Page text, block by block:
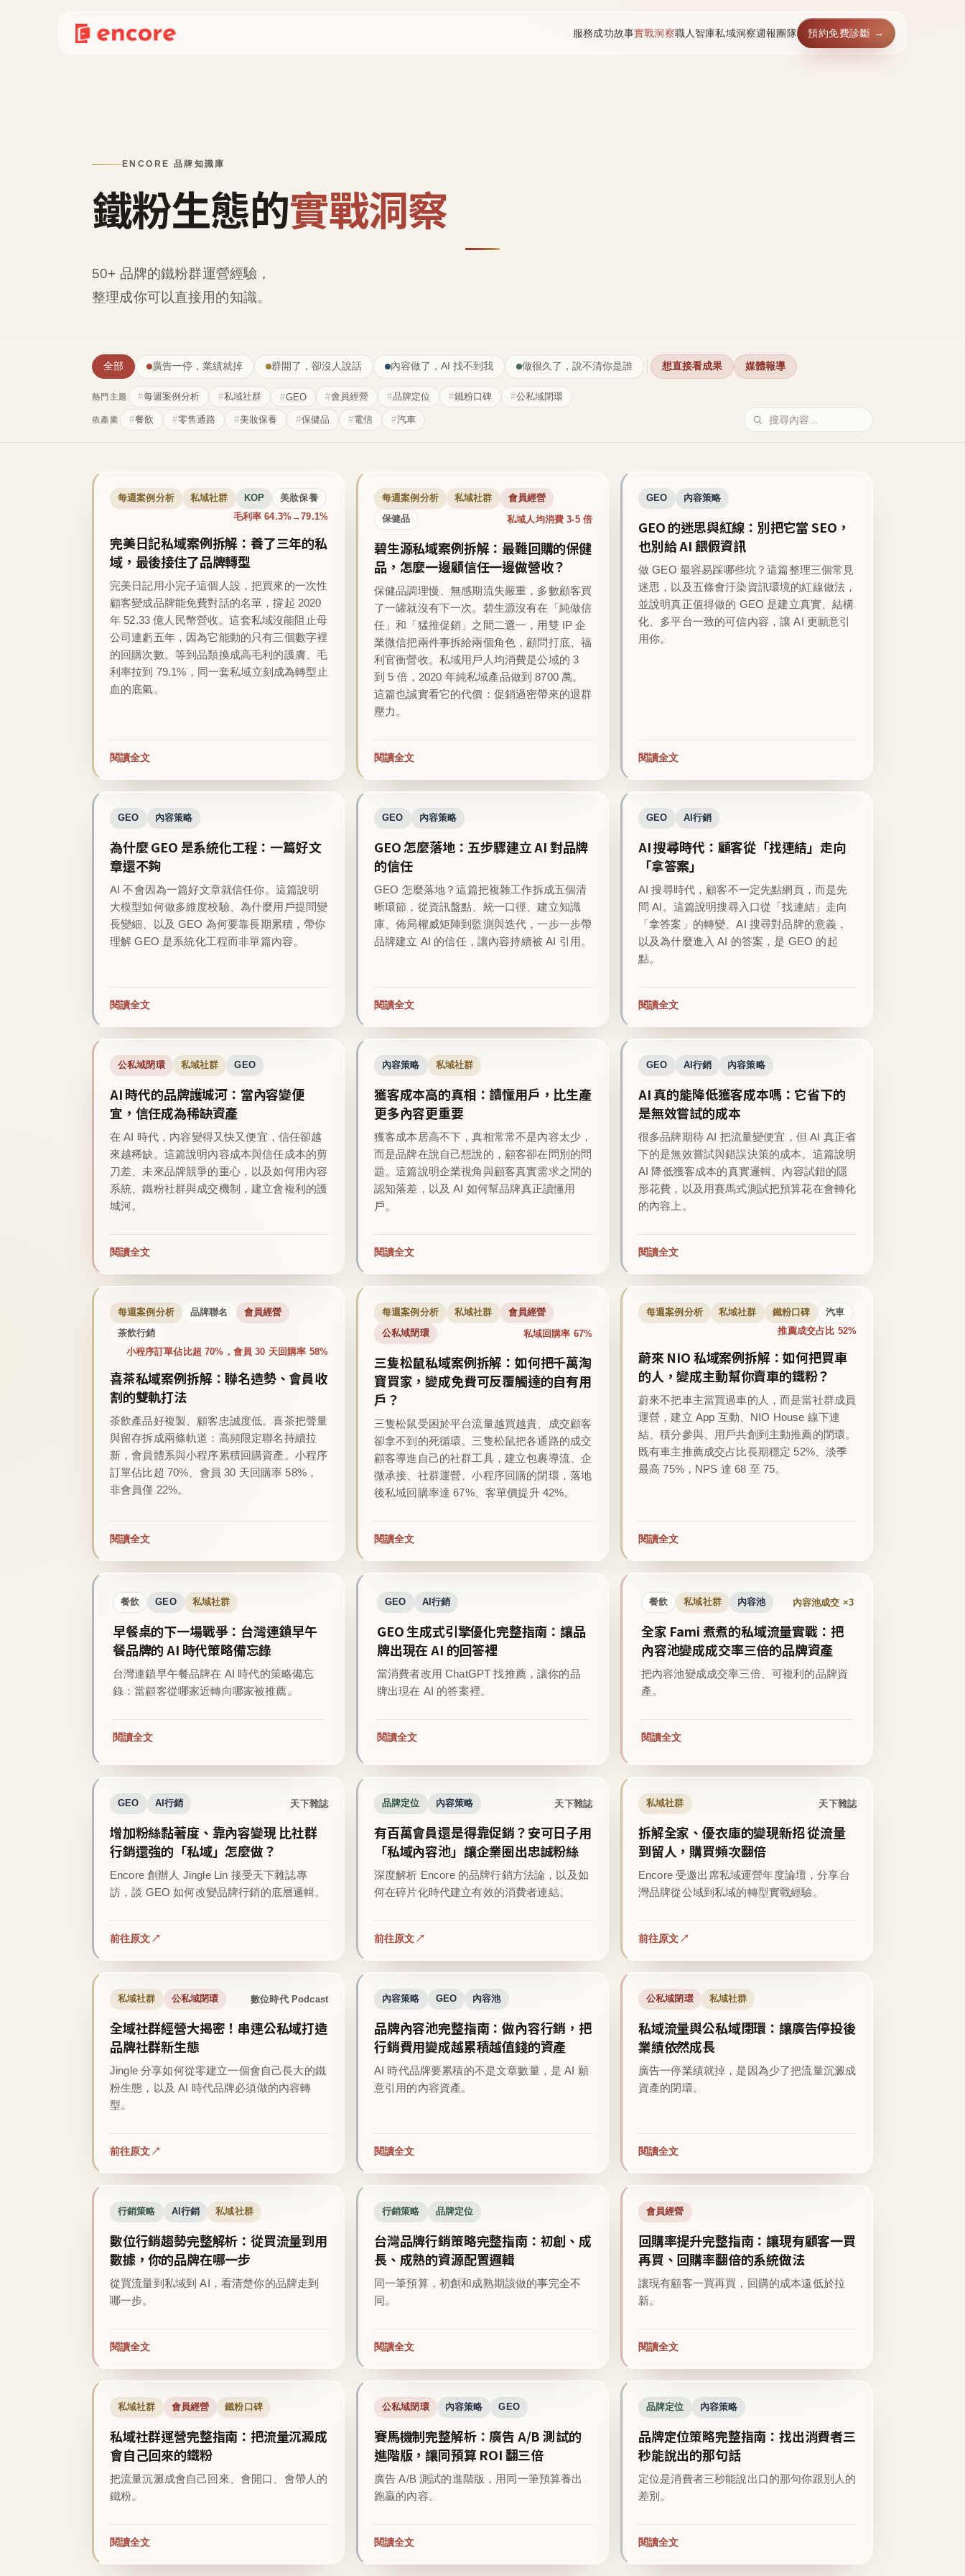
服務成功故事實戰洞察職人智庫私域洞察週報團隊 預約免費診斷 →
ENCORE 品牌知識庫
鐵粉生態的實戰洞察
50+ 品牌的鐵粉群運營經驗，
整理成你可以直接用的知識。
全部 廣告一停，業績就掉 群開了，卻沒人說話 內容做了，AI 找不到我 做很久了，說不清你是誰 想直接看成果 媒體報導
熱門主題 每週案例分析 私域社群 GEO 會員經營 品牌定位 鐵粉口碑 公私域閉環
依產業 餐飲 零售通路 美妝保養 保健品 電信 汽車
每週案例分析 私域社群 KOP 美妝保養
毛利率 64.3%→79.1%
完美日記私域案例拆解：養了三年的私
域，最後接住了品牌轉型
完美日記用小完子這個人設，把買來的一次性
顧客變成品牌能免費對話的名單，撐起 2020
年 52.33 億人民幣營收。這套私域沒能阻止母
公司連虧五年，因為它能動的只有三個數字裡
的回購次數。等到品類換成高毛利的護膚、毛
利率拉到 79.1%，同一套私域立刻成為轉型止
血的底氣。
閱讀全文
每週案例分析 私域社群 會員經營
保健品 私域人均消費 3-5 倍
碧生源私域案例拆解：最難回購的保健
品，怎麼一邊顧信任一邊做營收？
保健品調理慢、無感期流失嚴重，多數顧客買
了一罐就沒有下一次。碧生源沒有在「純做信
任」和「猛推促銷」之間二選一，用雙 IP 企
業微信把兩件事拆給兩個角色，顧問打底、福
利官衝營收。私域用戶人均消費是公域的 3
到 5 倍，2020 年純私域產品做到 8700 萬。
這篇也誠實看它的代價：促銷過密帶來的退群
壓力。
閱讀全文
GEO 內容策略
GEO 的迷思與紅線：別把它當 SEO，
也別給 AI 餵假資訊
做 GEO 最容易踩哪些坑？這篇整理三個常見
迷思，以及五條會汙染資訊環境的紅線做法，
並說明真正值得做的 GEO 是建立真實、結構
化、多平台一致的可信內容，讓 AI 更願意引
用你。
閱讀全文
GEO 內容策略
為什麼 GEO 是系統化工程：一篇好文
章還不夠
AI 不會因為一篇好文章就信任你。這篇說明
大模型如何做多維度校驗、為什麼用戶提問變
長變細、以及 GEO 為何要靠長期累積，帶你
理解 GEO 是系統化工程而非單篇內容。
閱讀全文
GEO 內容策略
GEO 怎麼落地：五步驟建立 AI 對品牌
的信任
GEO 怎麼落地？這篇把複雜工作拆成五個清
晰環節，從資訊盤點、統一口徑、建立知識
庫、佈局權威矩陣到監測與迭代，一步一步帶
品牌建立 AI 的信任，讓內容持續被 AI 引用。
閱讀全文
GEO AI行銷
AI 搜尋時代：顧客從「找連結」走向
「拿答案」
AI 搜尋時代，顧客不一定先點網頁，而是先
問 AI。這篇說明搜尋入口從「找連結」走向
「拿答案」的轉變、AI 搜尋對品牌的意義，
以及為什麼進入 AI 的答案，是 GEO 的起
點。
閱讀全文
公私域閉環 私域社群 GEO
AI 時代的品牌護城河：當內容變便
宜，信任成為稀缺資產
在 AI 時代，內容變得又快又便宜，信任卻越
來越稀缺。這篇說明內容成本與信任成本的剪
刀差、未來品牌競爭的重心，以及如何用內容
系統、鐵粉社群與成交機制，建立會複利的護
城河。
閱讀全文
內容策略 私域社群
獲客成本高的真相：讀懂用戶，比生產
更多內容更重要
獲客成本居高不下，真相常常不是內容太少，
而是品牌在說自己想說的，顧客卻在問別的問
題。這篇說明企業視角與顧客真實需求之間的
認知落差，以及 AI 如何幫品牌真正讀懂用
戶。
閱讀全文
GEO AI行銷 內容策略
AI 真的能降低獲客成本嗎：它省下的
是無效嘗試的成本
很多品牌期待 AI 把流量變便宜，但 AI 真正省
下的是無效嘗試與錯誤決策的成本。這篇說明
AI 降低獲客成本的真實邏輯、內容試錯的隱
形花費，以及用賽馬式測試把預算花在會轉化
的內容上。
閱讀全文
每週案例分析 品牌聯名 會員經營
茶飲行銷
小程序訂單佔比超 70%，會員 30 天回購率 58%
喜茶私域案例拆解：聯名造勢、會員收
割的雙軌打法
茶飲產品好複製、顧客忠誠度低。喜茶把聲量
與留存拆成兩條軌道：高頻限定聯名持續拉
新，會員體系與小程序累積回購資產。小程序
訂單佔比超 70%、會員 30 天回購率 58%，
非會員僅 22%。
閱讀全文
每週案例分析 私域社群 會員經營
公私域閉環 私域回購率 67%
三隻松鼠私域案例拆解：如何把千萬淘
寶買家，變成免費可反覆觸達的自有用
戶？
三隻松鼠受困於平台流量越買越貴、成交顧客
卻拿不到的死循環。三隻松鼠把各通路的成交
顧客導進自己的社群工具，建立包裹導流、企
微承接、社群運營、小程序回購的閉環，落地
後私域回購率達 67%、客單價提升 42%。
閱讀全文
每週案例分析 私域社群 鐵粉口碑 汽車
推薦成交占比 52%
蔚來 NIO 私域案例拆解：如何把買車
的人，變成主動幫你賣車的鐵粉？
蔚來不把車主當買過車的人，而是當社群成員
運營，建立 App 互動、NIO House 線下連
結、積分參與、用戶共創到主動推薦的閉環。
既有車主推薦成交占比長期穩定 52%、淡季
最高 75%，NPS 達 68 至 75。
閱讀全文
餐飲 GEO 私域社群
早餐桌的下一場戰爭：台灣連鎖早午
餐品牌的 AI 時代策略備忘錄
台灣連鎖早午餐品牌在 AI 時代的策略備忘
錄：當顧客從哪家近轉向哪家被推薦。
閱讀全文
GEO AI行銷
GEO 生成式引擎優化完整指南：讓品
牌出現在 AI 的回答裡
當消費者改用 ChatGPT 找推薦，讓你的品
牌出現在 AI 的答案裡。
閱讀全文
餐飲 私域社群 內容池 內容池成交 ×3
全家 Fami 煮煮的私域流量實戰：把
內容池變成成交率三倍的品牌資產
把內容池變成成交率三倍、可複利的品牌資
產。
閱讀全文
GEO AI行銷 天下雜誌
增加粉絲黏著度、靠內容變現 比社群
行銷還強的「私域」怎麼做？
Encore 創辦人 Jingle Lin 接受天下雜誌專
訪，談 GEO 如何改變品牌行銷的底層邏輯。
前往原文
品牌定位 內容策略 天下雜誌
有百萬會員還是得靠促銷？安可日子用
「私域內容池」讓企業圈出忠誠粉絲
深度解析 Encore 的品牌行銷方法論，以及如
何在碎片化時代建立有效的消費者連結。
前往原文
私域社群 天下雜誌
拆解全家、優衣庫的變現新招 從流量
到留人，購買頻次翻倍
Encore 受邀出席私域運營年度論壇，分享台
灣品牌從公域到私域的轉型實戰經驗。
前往原文
私域社群 公私域閉環 數位時代 Podcast
全域社群經營大揭密！串連公私域打造
品牌社群新生態
Jingle 分享如何從零建立一個會自己長大的鐵
粉生態，以及 AI 時代品牌必須做的內容轉
型。
前往原文
內容策略 GEO 內容池
品牌內容池完整指南：做內容行銷，把
行銷費用變成越累積越值錢的資產
AI 時代品牌要累積的不是文章數量，是 AI 願
意引用的內容資產。
閱讀全文
公私域閉環 私域社群
私域流量與公私域閉環：讓廣告停投後
業績依然成長
廣告一停業績就掉，是因為少了把流量沉澱成
資產的閉環。
閱讀全文
行銷策略 AI行銷 私域社群
數位行銷趨勢完整解析：從買流量到用
數據，你的品牌在哪一步
從買流量到私域到 AI，看清楚你的品牌走到
哪一步。
閱讀全文
行銷策略 品牌定位
台灣品牌行銷策略完整指南：初創、成
長、成熟的資源配置邏輯
同一筆預算，初創和成熟期該做的事完全不
同。
閱讀全文
會員經營
回購率提升完整指南：讓現有顧客一買
再買、回購率翻倍的系統做法
讓現有顧客一買再買，回購的成本遠低於拉
新。
閱讀全文
私域社群 會員經營 鐵粉口碑
私域社群運營完整指南：把流量沉澱成
會自己回來的鐵粉
把流量沉澱成會自己回來、會開口、會帶人的
鐵粉。
閱讀全文
公私域閉環 內容策略 GEO
賽馬機制完整解析：廣告 A/B 測試的
進階版，讓同預算 ROI 翻三倍
廣告 A/B 測試的進階版，用同一筆預算養出
跑贏的內容。
閱讀全文
品牌定位 內容策略
品牌定位策略完整指南：找出消費者三
秒能說出的那句話
定位是消費者三秒能說出口的那句你跟別人的
差別。
閱讀全文